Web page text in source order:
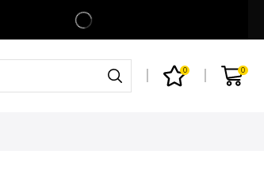
gratuita per ordini superiori a 99€
0 0